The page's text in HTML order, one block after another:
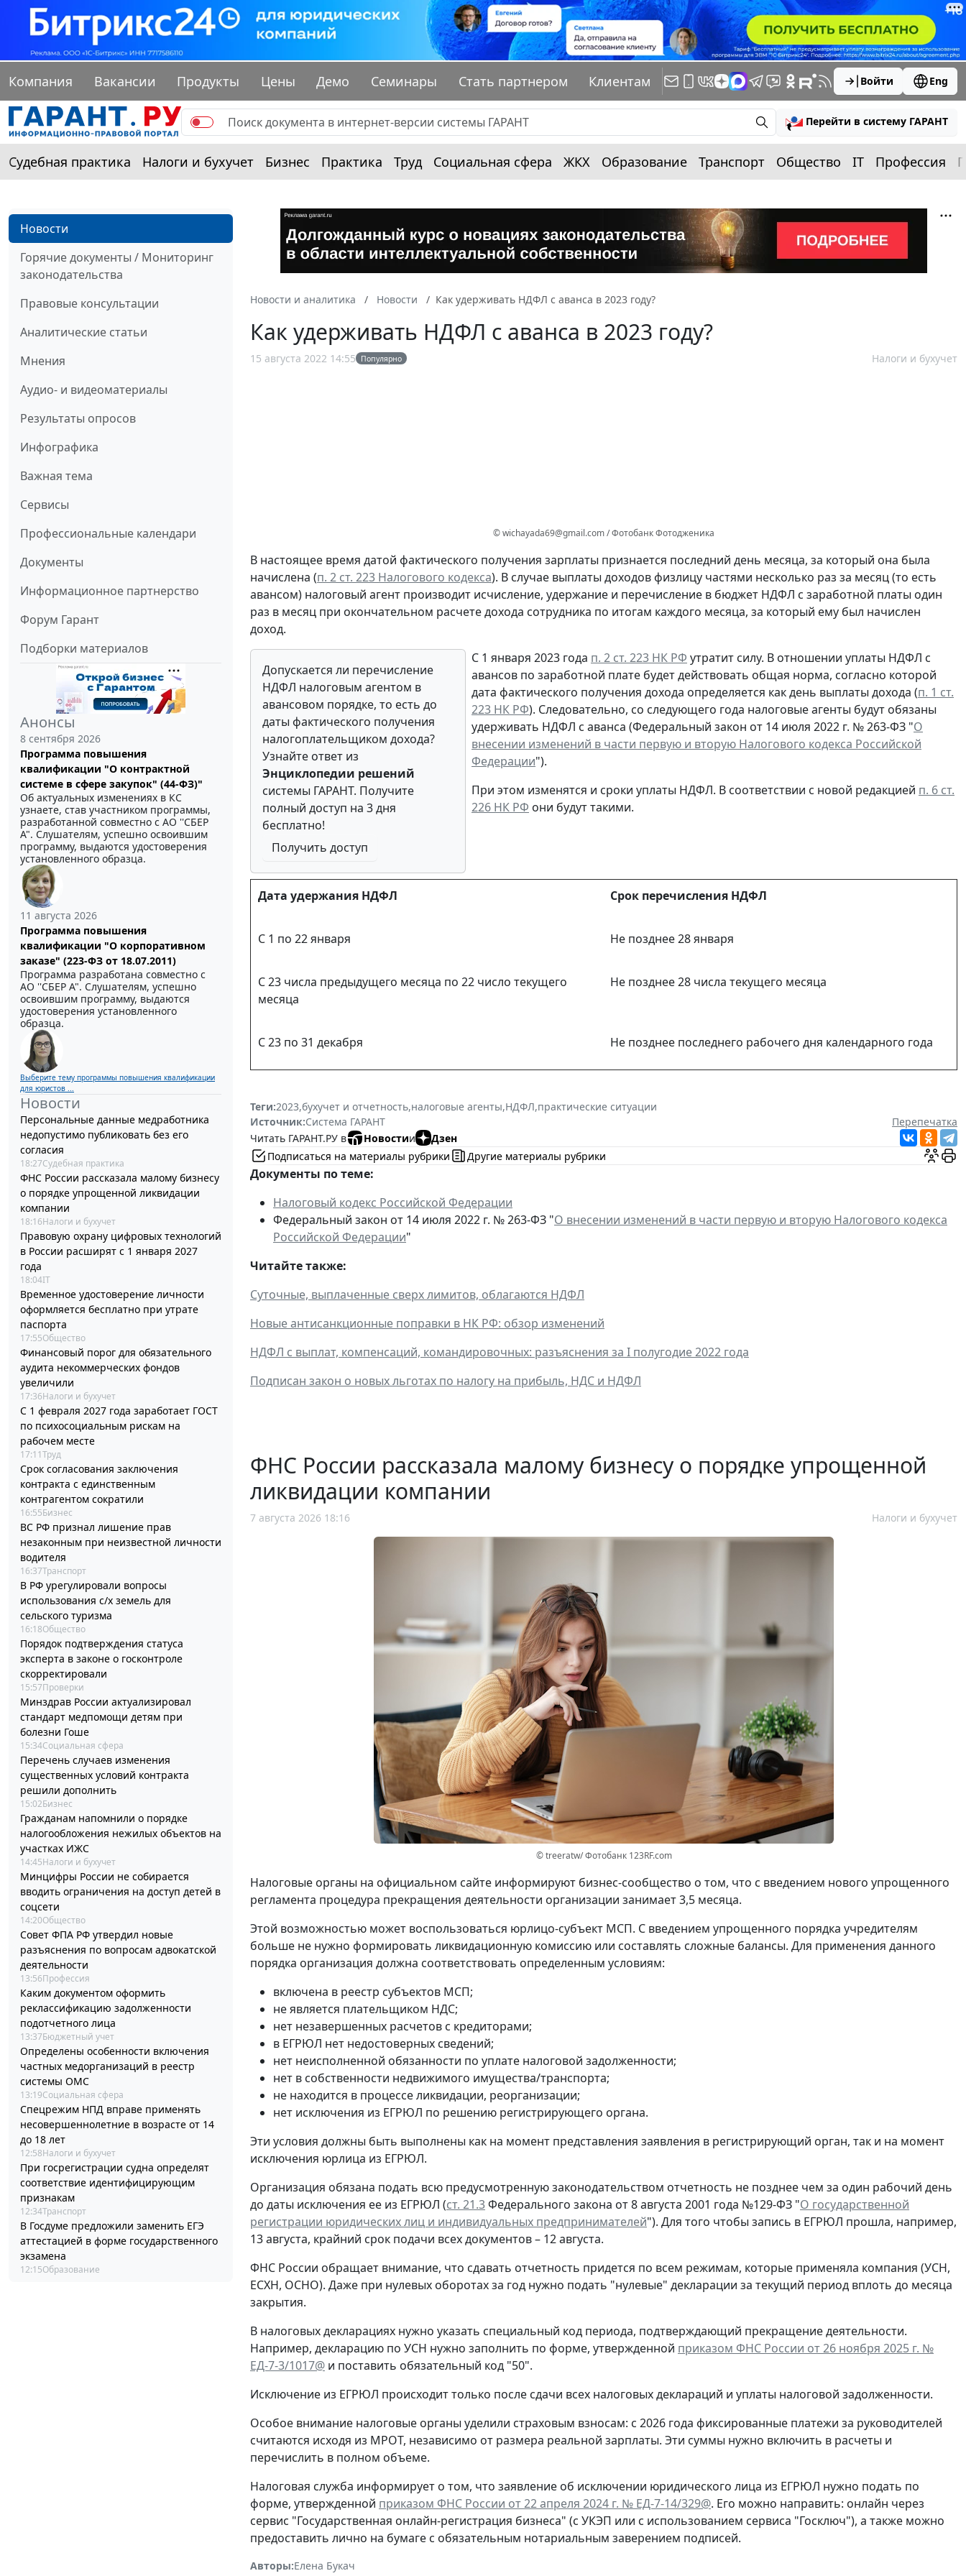
Компания Вакансии Продукты Цены Демо Семинары Стать партнером Клиентам Войти Eng
Перейти в систему ГАРАНТ
Судебная практика Налоги и бухучет Бизнес Практика Труд Социальная сфера ЖКХ Образование Транспорт Общество IT Профессия
Новости
Горячие документы / Мониторинг
законодательства
Правовые консультации
Аналитические статьи
Мнения
Аудио- и видеоматериалы
Результаты опросов
Инфографика
Важная тема
Сервисы
Профессиональные календари
Документы
Информационное партнерство
Форум Гарант
Подборки материалов
Анонсы
8 сентября 2026
Программа повышения
квалификации "О контрактной
системе в сфере закупок" (44-ФЗ)"
Об актуальных изменениях в КС
узнаете, став участником программы,
разработанной совместно с АО ''СБЕР
А". Слушателям, успешно освоившим
программу, выдаются удостоверения
установленного образца.
11 августа 2026
Программа повышения
квалификации "О корпоративном
заказе" (223-ФЗ от 18.07.2011)
Программа разработана совместно с
АО ''СБЕР А". Слушателям, успешно
освоившим программу, выдаются
удостоверения установленного
образца.
Выберите тему программы повышения квалификации
для юристов ...
Новости
Персональные данные медработника
недопустимо публиковать без его
согласия
18:27Судебная практика
ФНС России рассказала малому бизнесу
о порядке упрощенной ликвидации
компании
18:16Налоги и бухучет
Правовую охрану цифровых технологий
в России расширят с 1 января 2027
года
18:04IT
Временное удостоверение личности
оформляется бесплатно при утрате
паспорта
17:55Общество
Финансовый порог для обязательного
аудита некоммерческих фондов
увеличили
17:36Налоги и бухучет
С 1 февраля 2027 года заработает ГОСТ
по психосоциальным рискам на
рабочем месте
17:11Труд
Срок согласования заключения
контракта с единственным
контрагентом сократили
16:55Бизнес
ВС РФ признал лишение прав
незаконным при неизвестной личности
водителя
16:37Транспорт
В РФ урегулировали вопросы
использования с/х земель для
сельского туризма
16:18Общество
Порядок подтверждения статуса
эксперта в законе о госконтроле
скорректировали
15:57Проверки
Минздрав России актуализировал
стандарт медпомощи детям при
болезни Гоше
15:34Социальная сфера
Перечень случаев изменения
существенных условий контракта
решили дополнить
15:02Бизнес
Гражданам напомнили о порядке
налогообложения нежилых объектов на
участках ИЖС
14:45Налоги и бухучет
Минцифры России не собирается
вводить ограничения на доступ детей в
соцсети
14:20Общество
Совет ФПА РФ утвердил новые
разъяснения по вопросам адвокатской
деятельности
13:56Профессия
Каким документом оформить
реклассификацию задолженности
подотчетного лица
13:37Бюджетный учет
Определены особенности включения
частных медорганизаций в реестр
системы ОМС
13:19Социальная сфера
Спецрежим НПД вправе применять
несовершеннолетние в возрасте от 14
до 18 лет
12:58Налоги и бухучет
При госрегистрации судна определят
соответствие идентифицирующим
признакам
12:34Транспорт
В Госдуме предложили заменить ЕГЭ
аттестацией в форме государственного
экзамена
12:15Образование
Новости и аналитика Новости Как удерживать НДФЛ с аванса в 2023 году?
Как удерживать НДФЛ с аванса в 2023 году?
15 августа 2022 14:55 Популярно Налоги и бухучет
© wichayada69@gmail.com / Фотобанк Фотодженика
В настоящее время датой фактического получения зарплаты признается последний день месяца, за который она была
начислена (п. 2 ст. 223 Налогового кодекса). В случае выплаты доходов физлицу частями несколько раз за месяц (то есть
авансом) налоговый агент производит исчисление, удержание и перечисление в бюджет НДФЛ с заработной платы один
раз в месяц при окончательном расчете дохода сотрудника по итогам каждого месяца, за который ему был начислен
доход.
Допускается ли перечисление
НДФЛ налоговым агентом в
авансовом порядке, то есть до
даты фактического получения
налогоплательщиком дохода?
Узнайте ответ из
Энциклопедии решений
системы ГАРАНТ. Получите
полный доступ на 3 дня
бесплатно!
Получить доступ
С 1 января 2023 года п. 2 ст. 223 НК РФ утратит силу. В отношении уплаты НДФЛ с
авансов по заработной плате будет действовать общая норма, согласно которой
дата фактического получения дохода определяется как день выплаты дохода (п. 1 ст.
223 НК РФ). Следовательно, со следующего года налоговые агенты будут обязаны
удерживать НДФЛ с аванса (Федеральный закон от 14 июля 2022 г. № 263-ФЗ "О
внесении изменений в части первую и вторую Налогового кодекса Российской
Федерации").
При этом изменятся и сроки уплаты НДФЛ. В соответствии с новой редакцией п. 6 ст.
226 НК РФ они будут такими.
Дата удержания НДФЛ Срок перечисления НДФЛ
С 1 по 22 января Не позднее 28 января
С 23 числа предыдущего месяца по 22 число текущего
месяца
Не позднее 28 числа текущего месяца
С 23 по 31 декабря Не позднее последнего рабочего дня календарного года
Теги:2023,бухучет и отчетность,налоговые агенты,НДФЛ,практические ситуации
Источник:Система ГАРАНТ
Перепечатка
Читать ГАРАНТ.РУ в
Новостии
Дзен
Подписаться на материалы рубрики
Другие материалы рубрики
Документы по теме:
Налоговый кодекс Российской Федерации
Федеральный закон от 14 июля 2022 г. № 263-ФЗ "О внесении изменений в части первую и вторую Налогового кодекса
Российской Федерации"
Читайте также:
Суточные, выплаченные сверх лимитов, облагаются НДФЛ
Новые антисанкционные поправки в НК РФ: обзор изменений
НДФЛ с выплат, компенсаций, командировочных: разъяснения за I полугодие 2022 года
Подписан закон о новых льготах по налогу на прибыль, НДС и НДФЛ
ФНС России рассказала малому бизнесу о порядке упрощенной
ликвидации компании
7 августа 2026 18:16 Налоги и бухучет
© treeratw/ Фотобанк 123RF.com
Налоговые органы на официальном сайте информируют бизнес-сообщество о том, что с введением нового упрощенного
регламента процедура прекращения деятельности организации занимает 3,5 месяца.
Этой возможностью может воспользоваться юрлицо-субъект МСП. С введением упрощенного порядка учредителям
больше не нужно формировать ликвидационную комиссию или составлять сложные балансы. Для применения данного
порядка организация должна соответствовать определенным условиям:
включена в реестр субъектов МСП;
не является плательщиком НДС;
нет незавершенных расчетов с кредиторами;
в ЕГРЮЛ нет недостоверных сведений;
нет неисполненной обязанности по уплате налоговой задолженности;
нет в собственности недвижимого имущества/транспорта;
не находится в процессе ликвидации, реорганизации;
нет исключения из ЕГРЮЛ по решению регистрирующего органа.
Эти условия должны быть выполнены как на момент представления заявления в регистрирующий орган, так и на момент
исключения юрлица из ЕГРЮЛ.
Организация обязана подать всю предусмотренную законодательством отчетность не позднее чем за один рабочий день
до даты исключения ее из ЕГРЮЛ (ст. 21.3Федерального закона от 8 августа 2001 года №129-ФЗ "О государственной
регистрации юридических лиц и индивидуальных предпринимателей"). Для того чтобы запись в ЕГРЮЛ прошла, например,
13 августа, крайний срок подачи всех документов – 12 августа.
ФНС России обращает внимание, что сдавать отчетность придется по всем режимам, которые применяла компания (УСН,
ЕСХН, ОСНО). Даже при нулевых оборотах за год нужно подать "нулевые" декларации за текущий период вплоть до месяца
закрытия.
В налоговых декларациях нужно указать специальный код периода, подтверждающий прекращение деятельности.
Например, декларацию по УСН нужно заполнить по форме, утвержденной приказом ФНС России от 26 ноября 2025 г. №
ЕД-7-3/1017@ и поставить обязательный код "50".
Исключение из ЕГРЮЛ происходит только после сдачи всех налоговых деклараций и уплаты налоговой задолженности.
Особое внимание налоговые органы уделили страховым взносам: с 2026 года фиксированные платежи за руководителей
считаются исходя из МРОТ, независимо от размера реальной зарплаты. Эти суммы нужно включить в расчеты и
перечислить в полном объеме.
Налоговая служба информирует о том, что заявление об исключении юридического лица из ЕГРЮЛ нужно подать по
форме, утвержденной приказом ФНС России от 22 апреля 2024 г. № ЕД-7-14/329@. Его можно направить: онлайн через
сервис "Государственная онлайн-регистрация бизнеса" (с УКЭП или с использованием сервиса "Госключ"), а также можно
предоставить лично на бумаге с обязательным нотариальным заверением подписей.
Авторы:Елена Букач